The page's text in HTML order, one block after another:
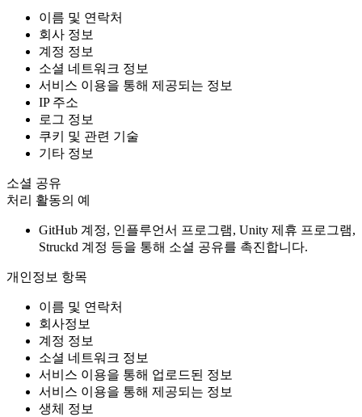
이름 및 연락처
회사 정보
계정 정보
소셜 네트워크 정보
서비스 이용을 통해 제공되는 정보
IP 주소
로그 정보
쿠키 및 관련 기술
기타 정보
소셜 공유
처리 활동의 예
GitHub 계정, 인플루언서 프로그램, Unity 제휴 프로그램,
Struckd 계정 등을 통해 소셜 공유를 촉진합니다.
개인정보 항목
이름 및 연락처
회사정보
계정 정보
소셜 네트워크 정보
서비스 이용을 통해 업로드된 정보
서비스 이용을 통해 제공되는 정보
생체 정보